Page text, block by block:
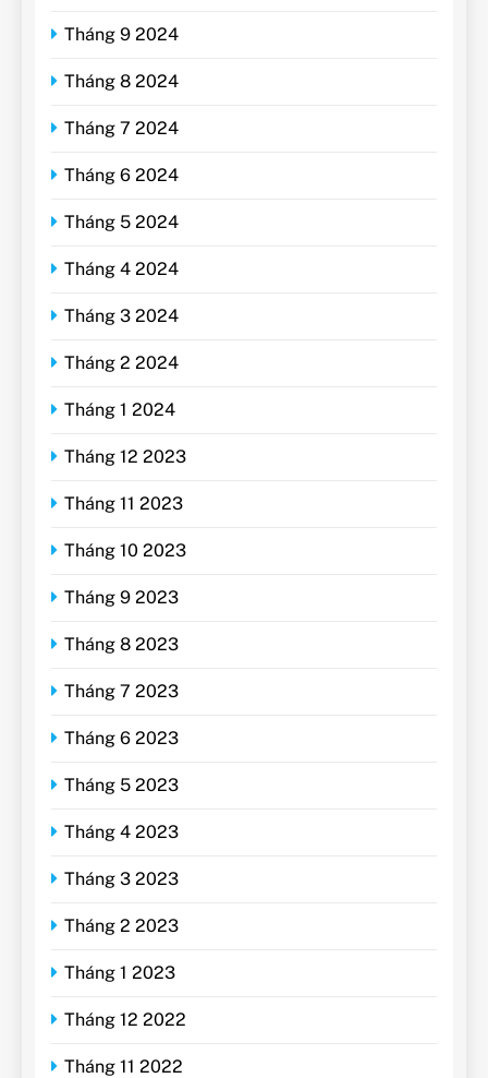
Tháng 9 2024
Tháng 8 2024
Tháng 7 2024
Tháng 6 2024
Tháng 5 2024
Tháng 4 2024
Tháng 3 2024
Tháng 2 2024
Tháng 1 2024
Tháng 12 2023
Tháng 11 2023
Tháng 10 2023
Tháng 9 2023
Tháng 8 2023
Tháng 7 2023
Tháng 6 2023
Tháng 5 2023
Tháng 4 2023
Tháng 3 2023
Tháng 2 2023
Tháng 1 2023
Tháng 12 2022
Tháng 11 2022